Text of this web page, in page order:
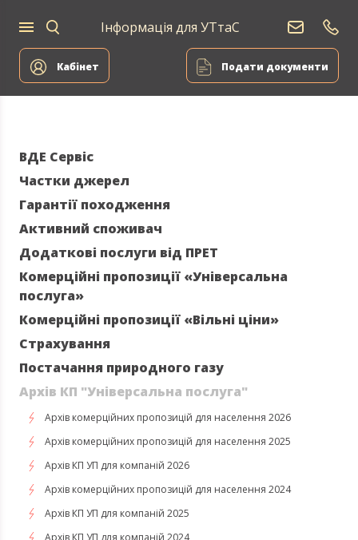
Кабінет Подати документи
Інформація для УТтаС
дому
компаній
Постачання
природного
газу
ВДЕ Сервіс
Частки джерел
Гарантії походження
Активний споживач
Додаткові послуги від ПРЕТ
Комерційні пропозиції «Універсальна
послуга»
Комерційні пропозиції «Вільні ціни»
Страхування
Постачання природного газу
Архів КП "Універсальна послуга"
Архів комерційних пропозицій для населення 2026
Архів комерційних пропозицій для населення 2025
Архів КП УП для компаній 2026
Архів комерційних пропозицій для населення 2024
Архів КП УП для компаній 2025
Архів КП УП для компаній 2024